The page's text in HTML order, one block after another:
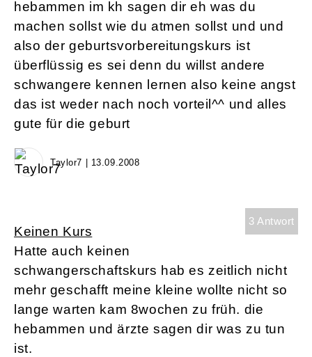
hebammen im kh sagen dir eh was du
machen sollst wie du atmen sollst und und
also der geburtsvorbereitungskurs ist
überflüssig es sei denn du willst andere
schwangere kennen lernen also keine angst
das ist weder nach noch vorteil^^ und alles
gute für die geburt
Taylor7 | 13.09.2008
3 Antwort
Keinen Kurs
Hatte auch keinen
schwangerschaftskurs hab es zeitlich nicht
mehr geschafft meine kleine wollte nicht so
lange warten kam 8wochen zu früh. die
hebammen und ärzte sagen dir was zu tun
ist.